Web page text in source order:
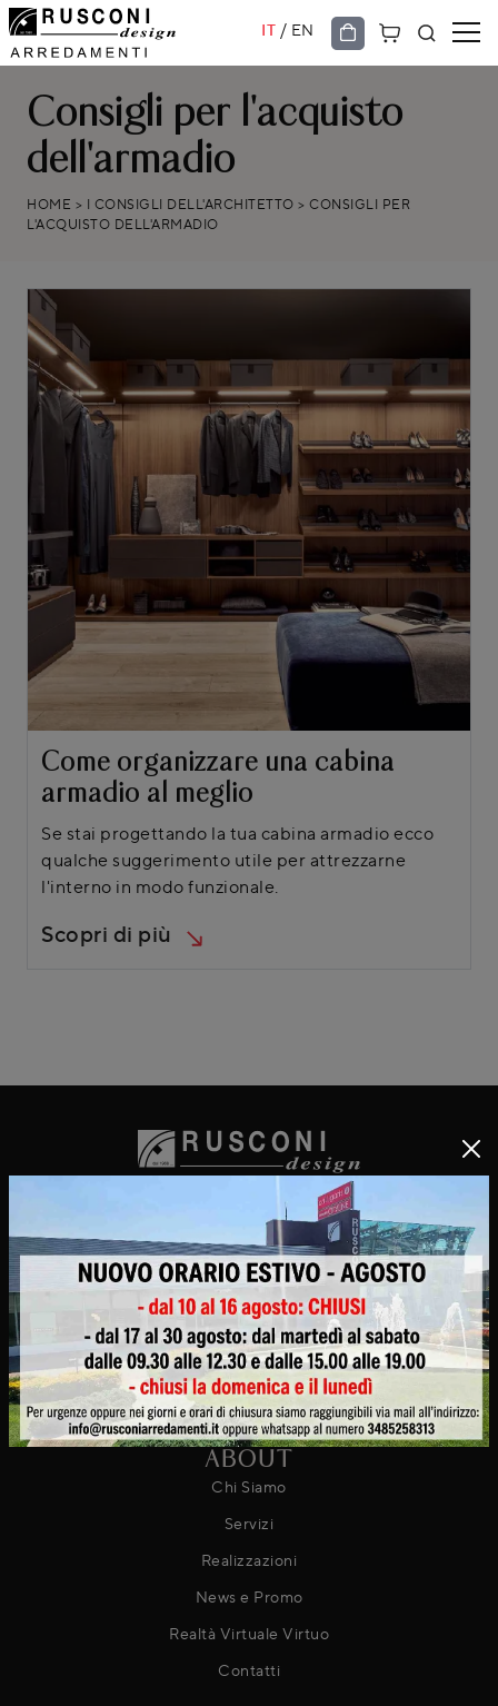
IT / EN
Consigli per l'acquisto
dell'armadio
HOME > I CONSIGLI DELL'ARCHITETTO > CONSIGLI PER
L'ACQUISTO DELL'ARMADIO
Come organizzare una cabina
armadio al meglio
Se stai progettando la tua cabina armadio ecco
qualche suggerimento utile per attrezzarne
l'interno in modo funzionale.
Scopri di più
® 2026 Rusconi Arredamenti s.r.l.
Strada Provinciale Novedratese A. De Gasperi
22070 - Cirimido (Como)
Tel.+39 031937563
Codice REA: CO-264904 - P. Iva: 02520000130
ABOUT
Chi Siamo
Servizi
Realizzazioni
News e Promo
Realtà Virtuale Virtuo
Contatti